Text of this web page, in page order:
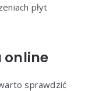
płyt
online
sprawdzić